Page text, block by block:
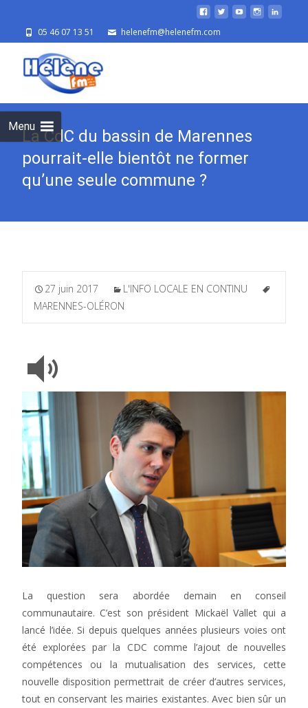
05 46 07 13 51 helenefm@helenefm.com
Menu
La CdC du bassin de Marennes
pourrait-elle bientôt ne former
qu’une seule commune ?
27 juin 2017
L'INFO LOCALE EN CONTINU
MARENNES-OLÉRON
La question sera abordée demain en conseil
communautaire. C’est son président Mickaël Vallet qui a
lancé l’idée. Si depuis quelques années plusieurs voies ont
été explorées par la CDC comme l’ajout de nouvelles
compétences ou la mutualisation des services, cette
nouvelle disposition permettrait de créer d’autres services,
tout en conservant les mairies existantes. Avec bien sûr un